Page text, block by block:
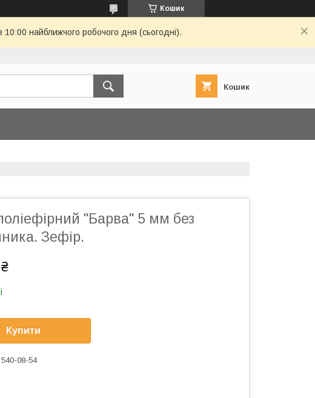
Кошик
найближчого робочого дня (сьогодні).
Кошик
"Барва" 5 мм без
Зефір.
Купити
08-54